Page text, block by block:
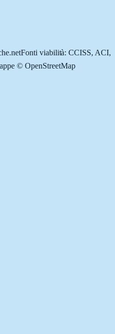
Fonti viabilità: CCISS, ACI,
© OpenStreetMap